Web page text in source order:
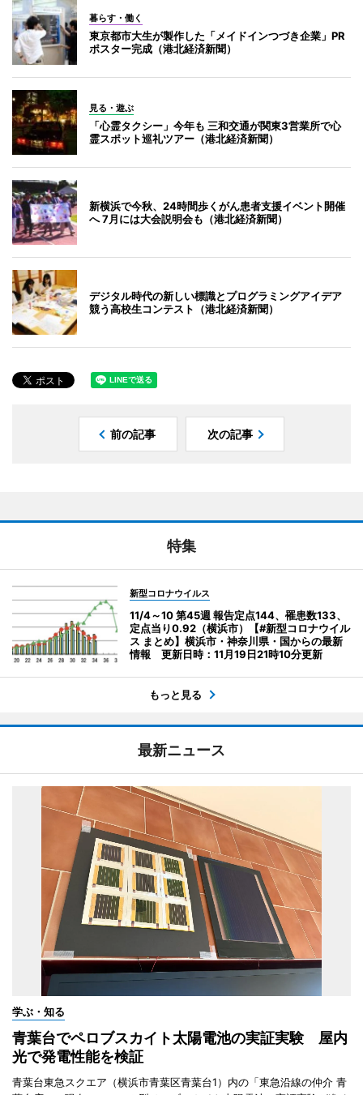
暮らす・働く
東京都市大生が製作した「メイドインつづき企業」PR
ポスター完成（港北経済新聞）
見る・遊ぶ
「心霊タクシー」今年も 三和交通が関東3営業所で心
霊スポット巡礼ツアー（港北経済新聞）
新横浜で今秋、24時間歩くがん患者支援イベント開催
へ 7月には大会説明会も（港北経済新聞）
デジタル時代の新しい標識とプログラミングアイデア
競う高校生コンテスト（港北経済新聞）
前の記事 次の記事
特集
新型コロナウイルス
11/4～10 第45週 報告定点144、罹患数133、
定点当り0.92（横浜市）【#新型コロナウイル
ス まとめ】横浜市・神奈川県・国からの最新
情報 更新日時：11月19日21時10分更新
もっと見る
最新ニュース
学ぶ・知る
青葉台でペロブスカイト太陽電池の実証実験 屋内
光で発電性能を検証
青葉台東急スクエア（横浜市青葉区青葉台1）内の「東急沿線の仲介 青